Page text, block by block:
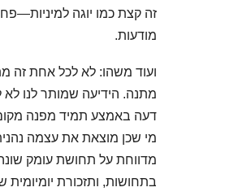
זה קצת כמו יוגה
מודעות.
ועוד משהו: לא לכל אחת זה
מתנה. הידיעה שמותר לנו לא
דעה באמצע תמיד מפנה
מי שכן מוצאת את עצמה
מדווחת על תחושת עומק
בתחושות, ותזכורת